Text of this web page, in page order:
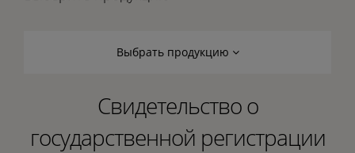
Выбрать продукцию
Свидетельство о
государственной регистрации